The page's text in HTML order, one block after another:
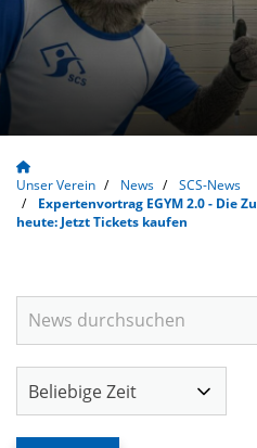
Unser Verein News
SCS-News
Expertenvortrag EGYM 2.0 - Die
heute: Jetzt Tickets kaufen